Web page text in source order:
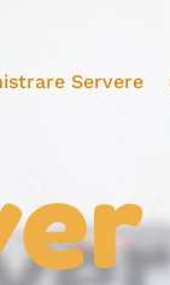
Servere